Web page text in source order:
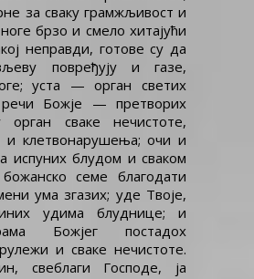
за сваку грамжљивост и
брзо и смело хитајући
неправди, готове су да
повређују и газе,
уста — орган светих
Божје — претворих
сваке нечистоте,
и клетвонарушења; очи и
испуних блудом и сваком
семе благодати
ума згазих; уде Твоје,
удима блуднице; и
Божјег постадох
и сваке нечистоте.
свеблаги Господе, ја